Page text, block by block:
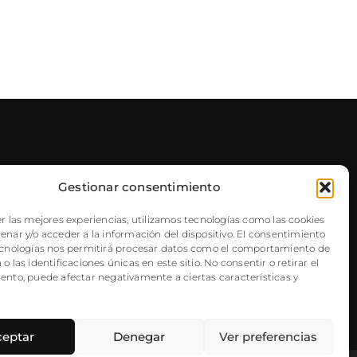
Gestionar consentimiento
las mejores experiencias, utilizamos tecnologías como las cookies
y/o acceder a la información del dispositivo. El consentimiento
nos permitirá procesar datos como el comportamiento de
o las identificaciones únicas en este sitio. No consentir o retirar el
puede afectar negativamente a ciertas características y
Denegar Ver preferencias
NEWSLETTER